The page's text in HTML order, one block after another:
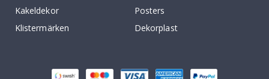
Kakeldekor
Posters
Klistermärken
Dekorplast